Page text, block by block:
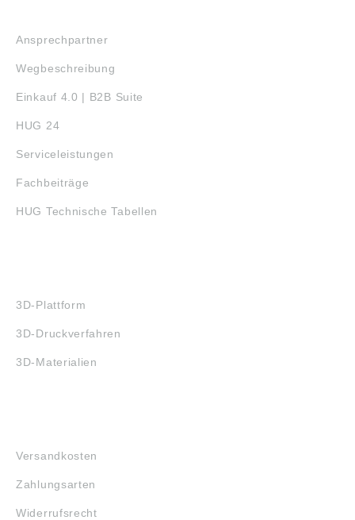
Ansprechpartner
Wegbeschreibung
Einkauf 4.0 | B2B Suite
HUG 24
Serviceleistungen
Fachbeiträge
HUG Technische Tabellen
3D-Plattform
3D-Druckverfahren
3D-Materialien
Versandkosten
Zahlungsarten
Widerrufsrecht